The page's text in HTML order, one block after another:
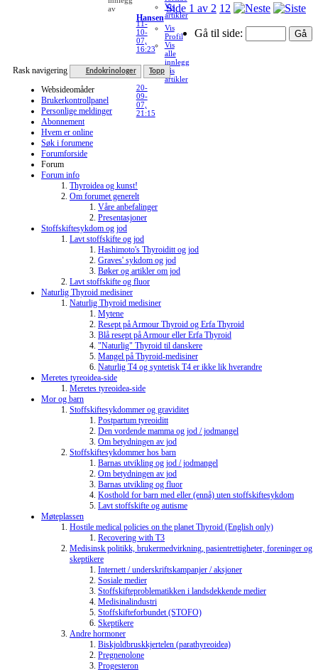
Vis
artikler
11-
10-
07,
16:23
av
Hansen
Vis
Profil
Vis
alle
innlegg
Vis
artikler
20-
09-
07,
21:15
Side 1 av 2 1 2
Gå til side:
Rask navigering Endokrinologer Topp
Websideomåder
Brukerkontrollpanel
Personlige meldinger
Abonnement
Hvem er online
Søk i forumene
Forumforside
Forum
Forum info
Thyroidea og kunst!
Om forumet generelt
Våre anbefalinger
Presentasjoner
Stoffskiftesykdom og jod
Lavt stoffskifte og jod
Hashimoto's Thyroiditt og jod
Graves' sykdom og jod
Bøker og artikler om jod
Lavt stoffskifte og fluor
Naturlig Thyroid medisiner
Naturlig Thyroid medisiner
Mytene
Resept på Armour Thyroid og Erfa Thyroid
Blå resept på Armour eller Erfa Thyroid
"Naturlig" Thyroid til danskere
Mangel på Thyroid-medisiner
Naturlig T4 og syntetisk T4 er ikke lik hverandre
Meretes tyreoidea-side
Meretes tyreoidea-side
Mor og barn
Stoffskiftesykdommer og graviditet
Postpartum tyreoiditt
Den vordende mamma og jod / jodmangel
Om betydningen av jod
Stoffskiftesykdommer hos barn
Barnas utvikling og jod / jodmangel
Om betydningen av jod
Barnas utvikling og fluor
Kosthold for barn med eller (ennå) uten stoffskiftesykdom
Lavt stoffskifte og autisme
Møteplassen
Hostile medical policies on the planet Thyroid (English only)
Recovering with T3
Medisinsk politikk, brukermedvirkning, pasientrettigheter, foreninger og
skeptikere
Internett / underskriftskampanjer / aksjoner
Sosiale medier
Stoffskifteproblematikken i landsdekkende medier
Medisinalindustri
Stoffskifteforbundet (STOFO)
Skeptikere
Andre hormoner
Biskjoldbruskkjertelen (parathyreoidea)
Pregnenolone
Progesteron